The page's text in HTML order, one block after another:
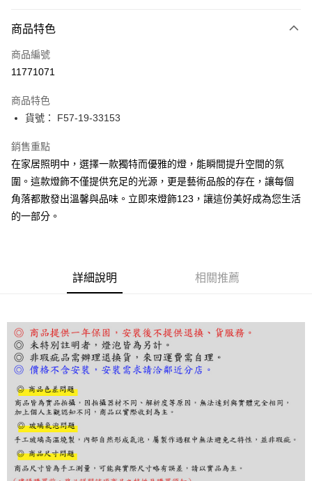
信用卡一次付款
LINE Pay
街口支付
悠遊付
Google Pay
全盈+PAY
AFTEE先享後付
【「AFTEE先享後付」結帳流程】
１．於結帳方式選擇「AFTEE先享後付」後，將跳轉至「AFTEE先享後付」
結帳頁面，進行簡訊認證並確認金額後，即可完成結帳。
２．訂單成立數日內，您將收到繳費通知簡訊。
３．收到繳費通知簡訊後14天內，點擊此簡訊中的連結，可透過四大超商／
ATM／網路銀行／等多元方式進行付款，方視為交易完成。
※ 請注意：結帳手續完成當下不需立刻繳費，但若您需要取消訂單，請聯絡
購買商品的店家。未經商家同意取消之訂單仍視為有效，需透過AFTEE先享
後付繳納相關費用。
※ 交易是否成功請以「AFTEE先享後付 」之結帳頁面顯示為準，若有關於
是否繳費成功／繳費後需取消欲退款等相關疑問，請聯繫「AFTEE先享後付
客戶支援中心」
https://netprotections.freshdesk.com/support/home
每筆NT$180，滿NT$5,000(含以上)免運費
商品特色
商品編號
11771071
商品特色
貨號： F57-19-33153
銷售重點
在家居照明中，選擇一款獨特而優雅的燈，能瞬間提升空間的氛
圍。這款燈飾不僅提供充足的光源，更是藝術品般的存在，讓每個
角落都散發出溫馨與品味。立即來燈飾123，讓這份美好成為您生活
的一部分。
詳細說明 相關推薦